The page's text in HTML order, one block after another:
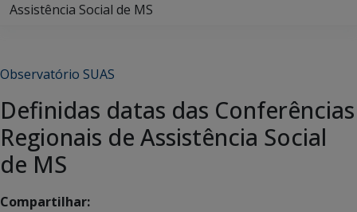
Assistência Social de MS
Observatório SUAS
Definidas datas das Conferências
Regionais de Assistência Social
de MS
Compartilhar: